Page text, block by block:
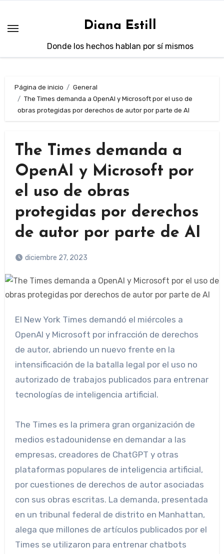
contenido
Diana Estill
Donde los hechos hablan por sí mismos
Página de inicio
General
The Times demanda a OpenAI y Microsoft por el uso de
obras protegidas por derechos de autor por parte de AI
The Times demanda a
OpenAI y Microsoft por
el uso de obras
protegidas por derechos
de autor por parte de AI
diciembre 27, 2023
El New York Times demandó el miércoles a
OpenAI y Microsoft por infracción de derechos
de autor, abriendo un nuevo frente en la
intensificación de la batalla legal por el uso no
autorizado de trabajos publicados para entrenar
tecnologías de inteligencia artificial.
The Times es la primera gran organización de
medios estadounidense en demandar a las
empresas, creadores de ChatGPT y otras
plataformas populares de inteligencia artificial,
por cuestiones de derechos de autor asociadas
con sus obras escritas. La demanda, presentada
en un tribunal federal de distrito en Manhattan,
alega que millones de artículos publicados por el
Times se utilizaron para entrenar chatbots